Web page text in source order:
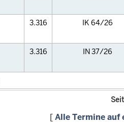
3.316 IK 64/26
3.316 IN 37/26
[Alle Termine auf